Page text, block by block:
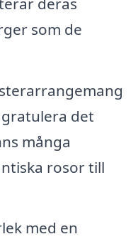
som de
det
många
rosor till
med en